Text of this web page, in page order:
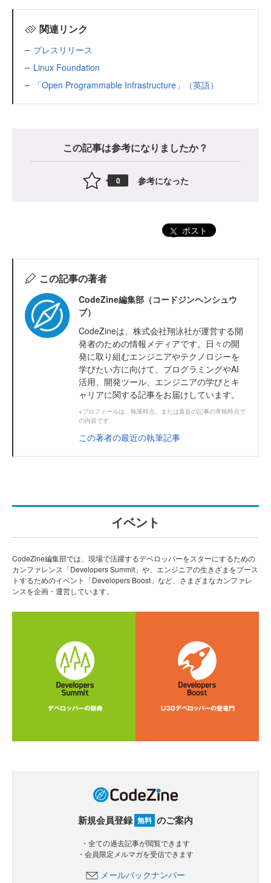
関連リンク
プレスリリース
Linux Foundation
「Open Programmable Infrastructure」（英語）
この記事は参考になりましたか？
0 参考になった
ポスト
この記事の著者
CodeZine編集部（コードジンヘンシュウ
ブ）
CodeZineは、株式会社翔泳社が運営する開
発者のための情報メディアです。日々の開
発に取り組むエンジニアやテクノロジーを
学びたい方に向けて、プログラミングやAI
活用、開発ツール、エンジニアの学びとキ
ャリアに関する記事をお届けしています。
※プロフィールは、執筆時点、または直近の記事の寄稿時点で
の内容です
この著者の最近の執筆記事
イベント
CodeZine編集部では、現場で活躍するデベロッパーをスターにするための
カンファレンス「Developers Summit」や、エンジニアの生きざまをブース
トするためのイベント「Developers Boost」など、さまざまなカンファレ
ンスを企画・運営しています。
新規会員登録 無料 のご案内
・全ての過去記事が閲覧できます
・会員限定メルマガを受信できます
メールバックナンバー